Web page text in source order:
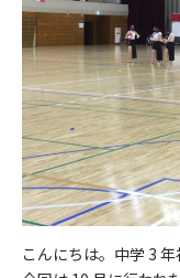
こんにちは。中学 3 年